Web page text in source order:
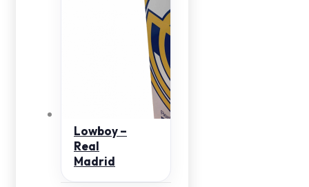
Lowboy –
Real
Madrid